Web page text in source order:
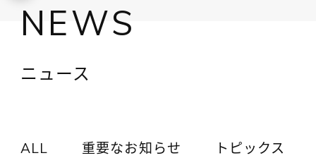
NEWS
ニュース
ALL 重要なお知らせ トピックス